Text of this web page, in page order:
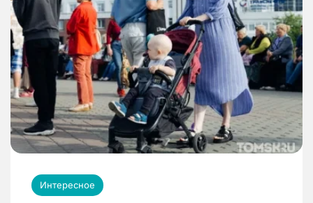
Интересное